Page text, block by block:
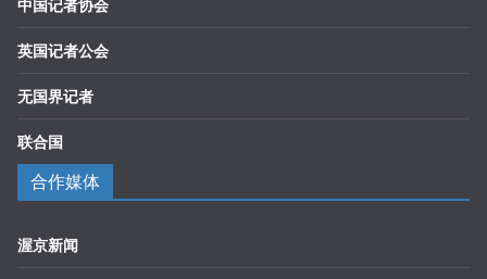
中国记者协会
英国记者公会
无国界记者
联合国
合作媒体
渥京新闻